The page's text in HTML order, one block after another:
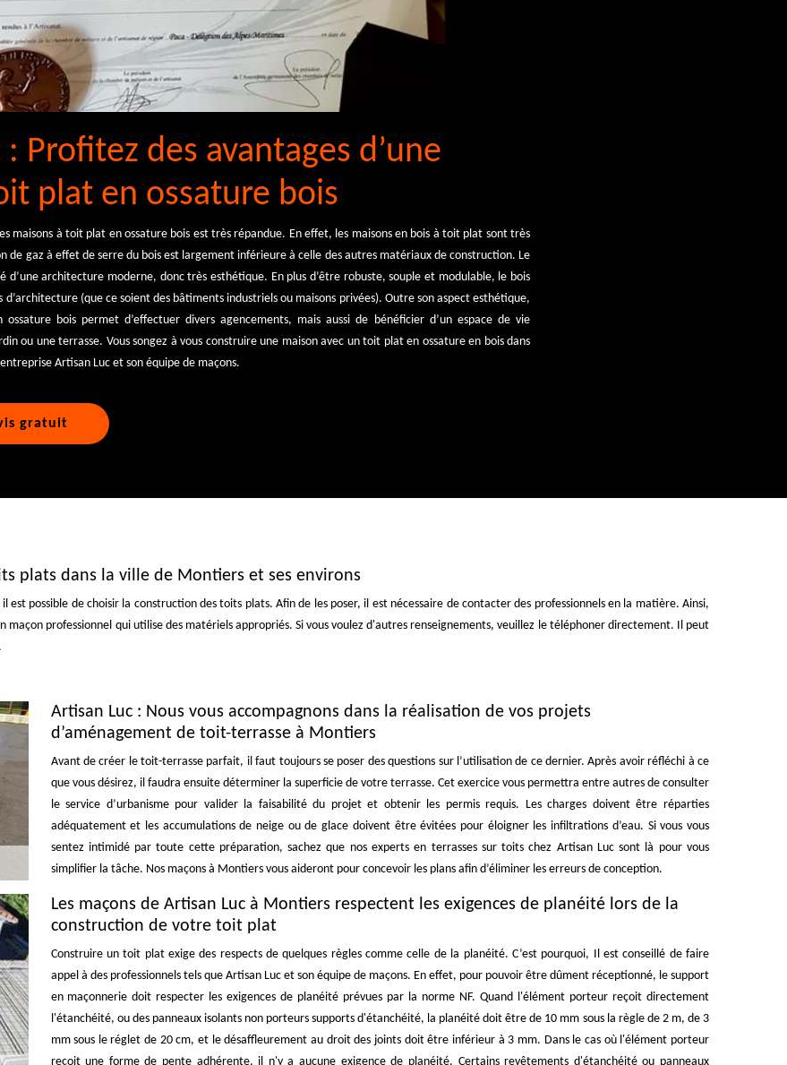
Profitez des avantages d’une
plat en ossature bois
maisons à toit plat en ossature bois est très répandue. En effet, les maisons en bois à toit plat sont très
de gaz à effet de serre du bois est largement inférieure à celle des autres matériaux de construction. Le
d’une architecture moderne, donc très esthétique. En plus d’être robuste, souple et modulable, le bois
d’architecture (que ce soient des bâtiments industriels ou maisons privées). Outre son aspect esthétique,
bois permet d’effectuer divers agencements, mais aussi de bénéficier d’un espace de vie
ou une terrasse. Vous songez à vous construire une maison avec un toit plat en ossature en bois dans
Artisan Luc et son équipe de maçons.
gratuit
plats dans la ville de Montiers et ses environs
possible de choisir la construction des toits plats. Afin de les poser, il est nécessaire de contacter des professionnels en la matière. Ainsi,
maçon professionnel qui utilise des matériels appropriés. Si vous voulez d'autres renseignements, veuillez le téléphoner directement. Il peut
Artisan Luc : Nous vous accompagnons dans la réalisation de vos projets
d’aménagement de toit-terrasse à Montiers
Avant de créer le toit-terrasse parfait, il faut toujours se poser des questions sur l’utilisation de ce dernier. Après avoir réfléchi à ce
que vous désirez, il faudra ensuite déterminer la superficie de votre terrasse. Cet exercice vous permettra entre autres de consulter
le service d’urbanisme pour valider la faisabilité du projet et obtenir les permis requis. Les charges doivent être réparties
adéquatement et les accumulations de neige ou de glace doivent être évitées pour éloigner les infiltrations d’eau. Si vous vous
sentez intimidé par toute cette préparation, sachez que nos experts en terrasses sur toits chez Artisan Luc sont là pour vous
simplifier la tâche. Nos maçons à Montiers vous aideront pour concevoir les plans afin d’éliminer les erreurs de conception.
Les maçons de Artisan Luc à Montiers respectent les exigences de planéité lors de la
construction de votre toit plat
Construire un toit plat exige des respects de quelques règles comme celle de la planéité. C’est pourquoi, Il est conseillé de faire
appel à des professionnels tels que Artisan Luc et son équipe de maçons. En effet, pour pouvoir être dûment réceptionné, le support
en maçonnerie doit respecter les exigences de planéité prévues par la norme NF. Quand l'élément porteur reçoit directement
l'étanchéité, ou des panneaux isolants non porteurs supports d'étanchéité, la planéité doit être de 10 mm sous la règle de 2 m, de 3
mm sous le réglet de 20 cm, et le désaffleurement au droit des joints doit être inférieur à 3 mm. Dans le cas où l'élément porteur
reçoit une forme de pente adhérente, il n'y a aucune exigence de planéité. Certains revêtements d'étanchéité ou panneaux